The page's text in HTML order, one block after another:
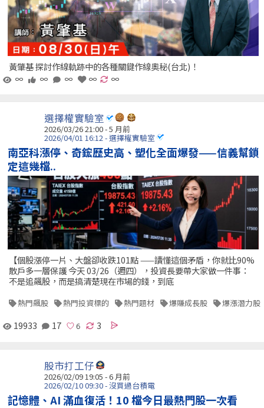
黃肇基 探討作線軌跡中的各種關鍵作線奧秘(台北)！
∞
∞ ∞ ∞ ∞
選擇權實驗室
2026/03/26 21:00 - 5 月前
2026/04/01 16:12 - 選擇權實驗室
南亞科漲停、奇鋐歷史高、塑化全面爆發——信義幫鎖
定這幾檔..
【個股漲停一片、大盤卻收跌101點 ——讀懂這個矛盾，你就比90%
散戶多一層保護 今天 03/26（週四），投資長要帶大家做一件事：
不是追飆股，而是搞清楚現在市場的錢，到底
熱門飆股 熱門投資標的 熱門題材 爆賺成長股 爆漲潛力股
19933 17 3
股市打工仔
2026/02/09 19:05 - 6 月前
2026/02/10 09:30 - 沒買過台積電
記憶體、AI 滿血復活！10 檔今日最熱門股一次看